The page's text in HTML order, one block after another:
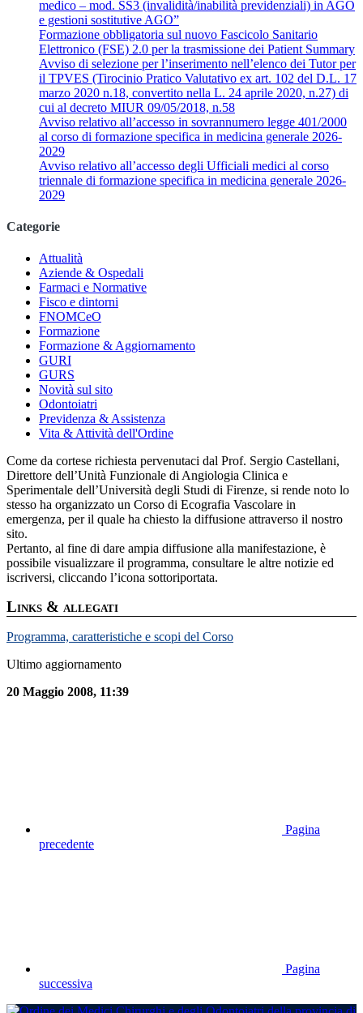
medico – mod. SS3 (invalidità/inabilità previdenziali) in AGO
e gestioni sostitutive AGO”
Formazione obbligatoria sul nuovo Fascicolo Sanitario
Elettronico (FSE) 2.0 per la trasmissione dei Patient Summary
Avviso di selezione per l’inserimento nell’elenco dei Tutor per
il TPVES (Tirocinio Pratico Valutativo ex art. 102 del D.L. 17
marzo 2020 n.18, convertito nella L. 24 aprile 2020, n.27) di
cui al decreto MIUR 09/05/2018, n.58
Avviso relativo all’accesso in sovrannumero legge 401/2000
al corso di formazione specifica in medicina generale 2026-
2029
Avviso relativo all’accesso degli Ufficiali medici al corso
triennale di formazione specifica in medicina generale 2026-
2029
Categorie
Attualità
Aziende & Ospedali
Farmaci e Normative
Fisco e dintorni
FNOMCeO
Formazione
Formazione & Aggiornamento
GURI
GURS
Novità sul sito
Odontoiatri
Previdenza & Assistenza
Vita & Attività dell'Ordine
Come da cortese richiesta pervenutaci dal Prof. Sergio Castellani,
Direttore dell’Unità Funzionale di Angiologia Clinica e
Sperimentale dell’Università degli Studi di Firenze, si rende noto lo
stesso ha organizzato un Corso di Ecografia Vascolare in
emergenza, per il quale ha chiesto la diffusione attraverso il nostro
sito.
Pertanto, al fine di dare ampia diffusione alla manifestazione, è
possibile visualizzare il programma, consultare le altre notizie ed
iscriversi, cliccando l’icona sottoriportata.
Links & allegati
Programma, caratteristiche e scopi del Corso
Ultimo aggiornamento
20 Maggio 2008, 11:39
Pagina
precedente
Pagina
successiva